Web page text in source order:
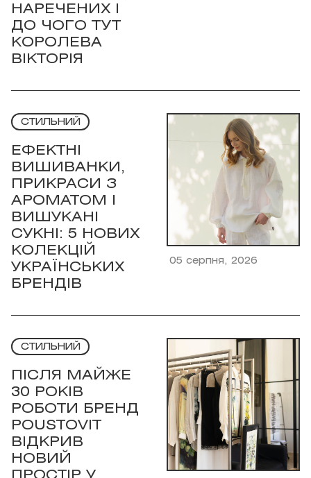
НАРЕЧЕНИХ І
ДО ЧОГО ТУТ
КОРОЛЕВА
ВІКТОРІЯ
СТИЛЬНИЙ
ЕФЕКТНІ
ВИШИВАНКИ,
ПРИКРАСИ З
АРОМАТОМ І
ВИШУКАНІ
СУКНІ: 5 НОВИХ
КОЛЕКЦІЙ
УКРАЇНСЬКИХ
БРЕНДІВ
05 серпня, 2026
СТИЛЬНИЙ
ПІСЛЯ МАЙЖЕ
30 РОКІВ
РОБОТИ БРЕНД
POUSTOVIT
ВІДКРИВ
НОВИЙ